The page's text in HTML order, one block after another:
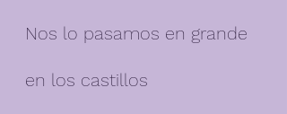
Nos lo pasamos en grande
en los castillos